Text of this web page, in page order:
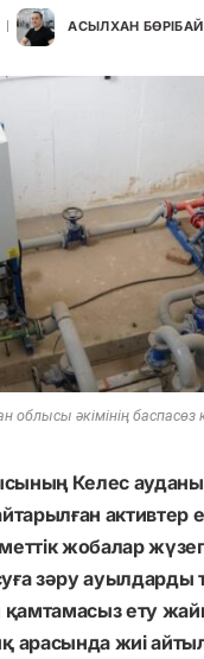
АСЫЛХАН БӨРІБАЙ
облысы әкімінің баспасөз
Келес
активтер
жобалар
зәру ауылдарды
қамтамасыз ету
арасында жиі